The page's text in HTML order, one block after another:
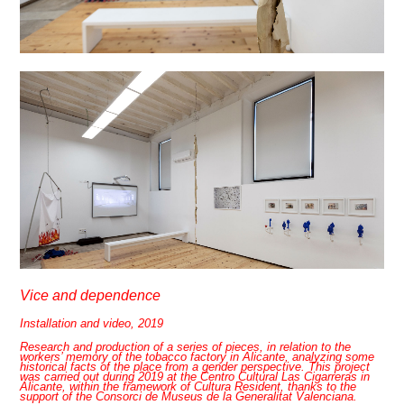
Vice and dependence
Installation and video, 2019
Research and production of a series of pieces, in relation to the
workers’ memory of the tobacco factory in Alicante, analyzing some
historical facts of the place from a gender perspective. This project
was carried out during 2019 at the Centro Cultural Las Cigarreras in
Alicante, within the framework of Cultura Resident, thanks to the
support of the Consorci de Museus de la Generalitat Valenciana.